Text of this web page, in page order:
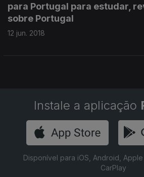
para Portugal para estudar,
sobre Portugal
12 jun. 2018
Instale a aplicação
Disponível para iOS, Android,
CarPlay